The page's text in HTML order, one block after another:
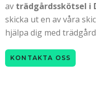
av trädgårdsskötsel i
skicka ut en av våra
hjälpa dig med
KONTAKTA OSS